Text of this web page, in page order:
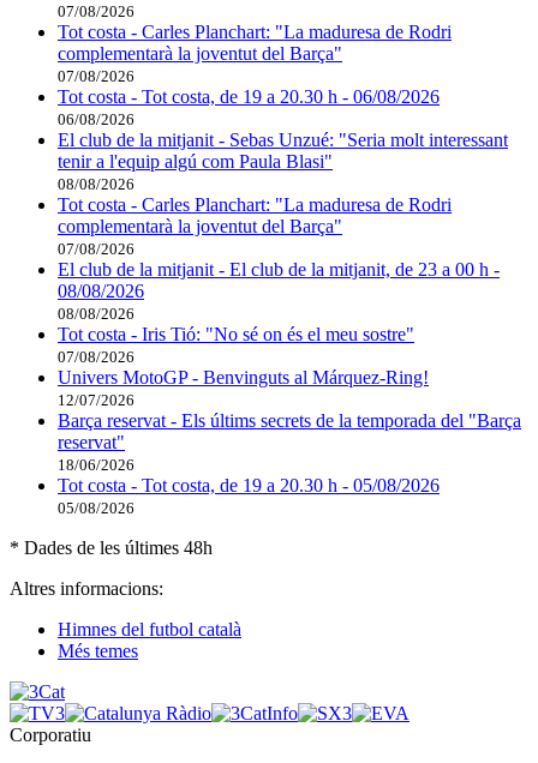
07/08/2026
Tot costa - Carles Planchart: "La maduresa de Rodri
complementarà la joventut del Barça"
07/08/2026
Tot costa - Tot costa, de 19 a 20.30 h - 06/08/2026
06/08/2026
El club de la mitjanit - Sebas Unzué: "Seria molt interessant
tenir a l'equip algú com Paula Blasi"
08/08/2026
Tot costa - Carles Planchart: "La maduresa de Rodri
complementarà la joventut del Barça"
07/08/2026
El club de la mitjanit - El club de la mitjanit, de 23 a 00 h -
08/08/2026
08/08/2026
Tot costa - Iris Tió: "No sé on és el meu sostre"
07/08/2026
Univers MotoGP - Benvinguts al Márquez-Ring!
12/07/2026
Barça reservat - Els últims secrets de la temporada del "Barça
reservat"
18/06/2026
Tot costa - Tot costa, de 19 a 20.30 h - 05/08/2026
05/08/2026
* Dades de les últimes 48h
Altres informacions:
Himnes del futbol català
Més temes
Corporatiu